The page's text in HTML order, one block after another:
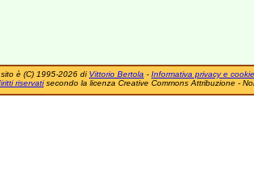
è (C) 1995-2026 di Vittorio Bertola - Informativa privacy e cookie
riservatisecondo la licenza Creative Commons Attribuzione -